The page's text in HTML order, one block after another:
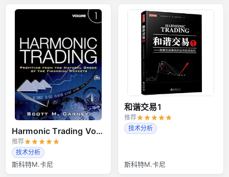
Harmonic Trading Volume 1
推荐
技术分析
斯科特M.卡尼
和谐交易1
推荐
技术分析
斯科特M.卡尼